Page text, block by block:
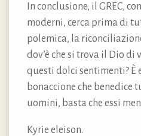
In conclusione, il GREC,
moderni, cerca prima di
polemica, la
dov’è che si trova il Dio
questi dolci sentimenti? È
bonaccione che benedice
uomini, basta che essi
Kyrie eleison.